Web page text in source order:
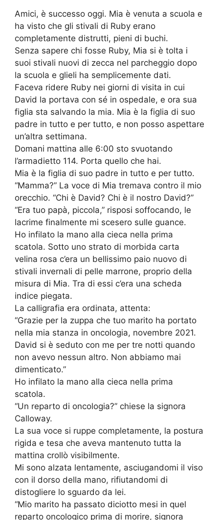
Amici, è successo oggi. Mia è venuta a scuola e
ha visto che gli stivali di Ruby erano
completamente distrutti, pieni di buchi.
Senza sapere chi fosse Ruby, Mia si è tolta i
suoi stivali nuovi di zecca nel parcheggio dopo
la scuola e glieli ha semplicemente dati.
Faceva ridere Ruby nei giorni di visita in cui
David la portava con sé in ospedale, e ora sua
figlia sta salvando la mia. Mia è la figlia di suo
padre in tutto e per tutto, e non posso aspettare
un’altra settimana.
Domani mattina alle 6:00 sto svuotando
l’armadietto 114. Porta quello che hai.
Mia è la figlia di suo padre in tutto e per tutto.
“Mamma?” La voce di Mia tremava contro il mio
orecchio. “Chi è David? Chi è il nostro David?”
“Era tuo papà, piccola,” risposi soffocando, le
lacrime finalmente mi scesero sulle guance.
Ho infilato la mano alla cieca nella prima
scatola. Sotto uno strato di morbida carta
velina rosa c’era un bellissimo paio nuovo di
stivali invernali di pelle marrone, proprio della
misura di Mia. Tra di essi c’era una scheda
indice piegata.
La calligrafia era ordinata, attenta:
“Grazie per la zuppa che tuo marito ha portato
nella mia stanza in oncologia, novembre 2021.
David si è seduto con me per tre notti quando
non avevo nessun altro. Non abbiamo mai
dimenticato.”
Ho infilato la mano alla cieca nella prima
scatola.
“Un reparto di oncologia?” chiese la signora
Calloway.
La sua voce si ruppe completamente, la postura
rigida e tesa che aveva mantenuto tutta la
mattina crollò visibilmente.
Mi sono alzata lentamente, asciugandomi il viso
con il dorso della mano, rifiutandomi di
distogliere lo sguardo da lei.
“Mio marito ha passato diciotto mesi in quel
reparto oncologico prima di morire, signora